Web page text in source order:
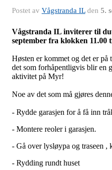
Postet av Vågstranda ILden 5.
Vågstranda IL inviterer til
september fra klokken 11.00
Høsten er kommet og det er
det som forhåpentligvis blir en
aktivitet på Myr!
Noe av det som må gjøres
- Rydde garasjen for å få inn
- Montere reoler i garasjen.
- Gå over lysløypa og traseen ,
- Rydding rundt huset